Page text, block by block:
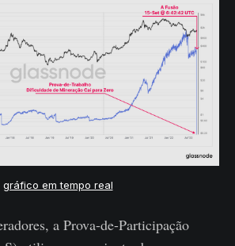
gráfico em tempo real
a Prova-de-Participação